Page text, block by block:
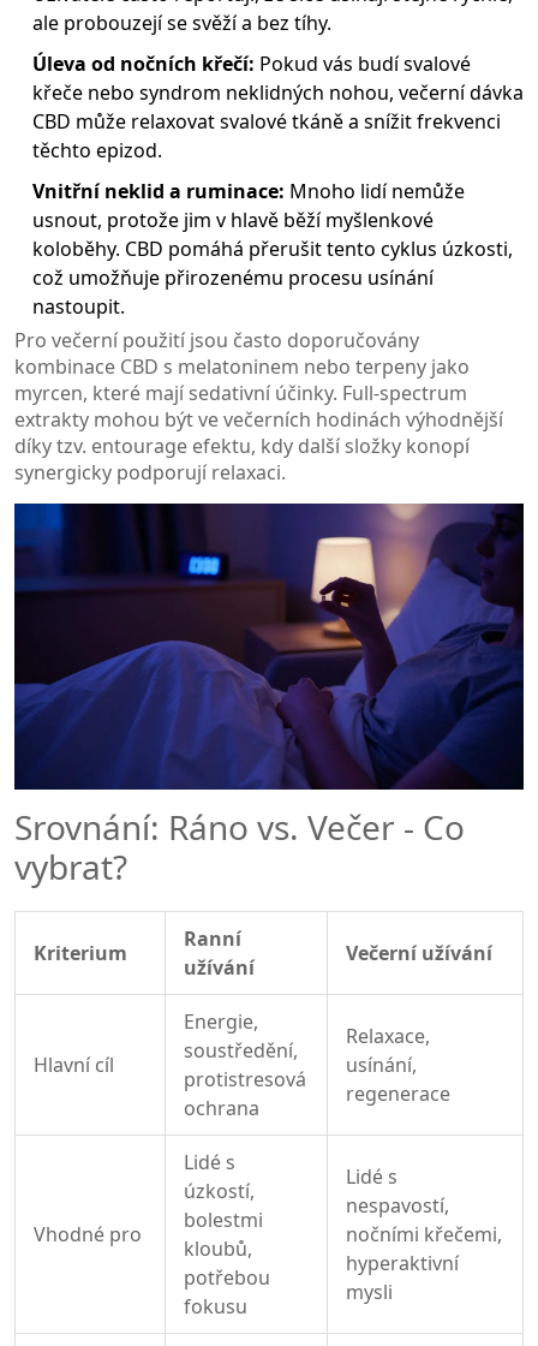
ale probouzejí se svěží a bez tíhy.
Úleva od nočních křečí: Pokud vás budí svalové
křeče nebo syndrom neklidných nohou, večerní dávka
CBD může relaxovat svalové tkáně a snížit frekvenci
těchto epizod.
Vnitřní neklid a ruminace: Mnoho lidí nemůže
usnout, protože jim v hlavě běží myšlenkové
koloběhy. CBD pomáhá přerušit tento cyklus úzkosti,
což umožňuje přirozenému procesu usínání
nastoupit.
Pro večerní použití jsou často doporučovány
kombinace CBD s melatoninem nebo terpeny jako
myrcen, které mají sedativní účinky. Full-spectrum
extrakty mohou být ve večerních hodinách výhodnější
díky tzv. entourage efektu, kdy další složky konopí
synergicky podporují relaxaci.
Srovnání: Ráno vs. Večer - Co
vybrat?
Kriterium
Ranní
užívání
Večerní užívání
Hlavní cíl
Energie,
soustředění,
protistresová
ochrana
Relaxace,
usínání,
regenerace
Vhodné pro
Lidé s
úzkostí,
bolestmi
kloubů,
potřebou
fokusu
Lidé s
nespavostí,
nočními křečemi,
hyperaktivní
mysli